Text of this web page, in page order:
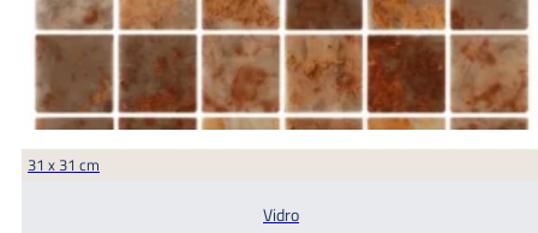
31 x 31 cm
Vidro